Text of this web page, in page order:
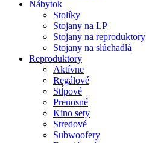
Nábytok
Stolíky
Stojany na LP
Stojany na reproduktory
Stojany na slúchadlá
Reproduktory
Aktívne
Regálové
Stĺpové
Prenosné
Kino sety
Stredové
Subwoofery